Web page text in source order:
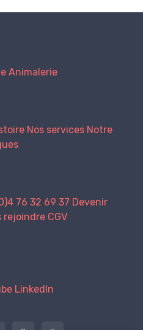
Animalerie
Nos services Notre
76 32 69 37 Devenir
rejoindre CGV
LinkedIn